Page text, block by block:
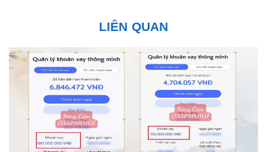
LIÊN QUAN